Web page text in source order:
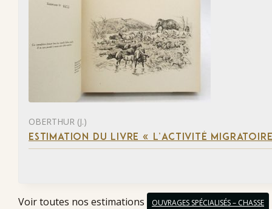
OBERTHUR (J.)
ESTIMATION DU LIVRE « L’ACTIVITÉ
Voir toutes nos estimations OUVRAGES SPÉCIALISÉS – CHASSE